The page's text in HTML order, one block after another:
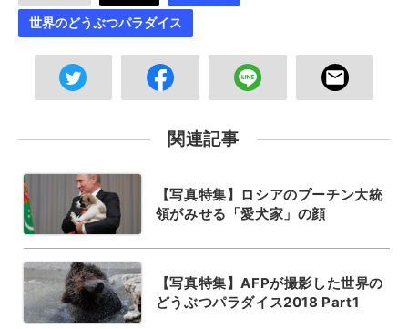
世界のどうぶつパラダイス
関連記事
【写真特集】ロシアのプーチン大統
領がみせる「愛犬家」の顔
【写真特集】AFPが撮影した世界の
どうぶつパラダイス2018 Part1